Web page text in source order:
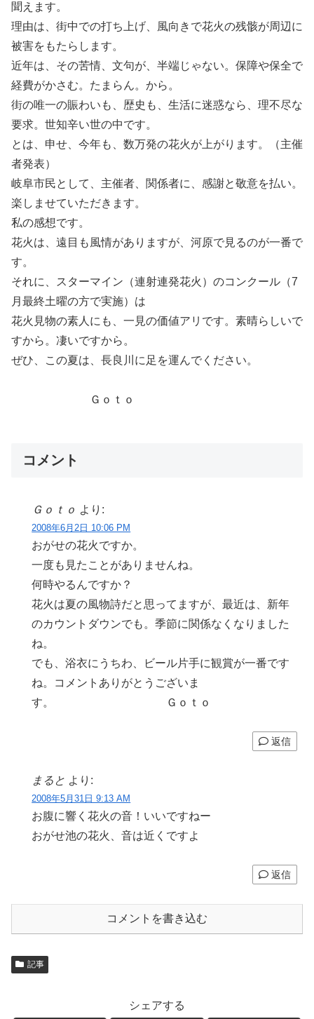
聞えます。
理由は、街中での打ち上げ、風向きで花火の残骸が周辺に
被害をもたらします。
近年は、その苦情、文句が、半端じゃない。保障や保全で
経費がかさむ。たまらん。から。
街の唯一の賑わいも、歴史も、生活に迷惑なら、理不尽な
要求。世知辛い世の中です。
とは、申せ、今年も、数万発の花火が上がります。（主催
者発表）
岐阜市民として、主催者、関係者に、感謝と敬意を払い。
楽しませていただきます。
私の感想です。
花火は、遠目も風情がありますが、河原で見るのが一番で
す。
それに、スターマイン（連射連発花火）のコンクール（7
月最終土曜の方で実施）は
花火見物の素人にも、一見の価値アリです。素晴らしいで
すから。凄いですから。
ぜひ、この夏は、長良川に足を運んでください。
Ｇｏｔｏ
コメント
Ｇｏｔｏ より:
2008年6月2日 10:06 PM
おがせの花火ですか。
一度も見たことがありませんね。
何時やるんですか？
花火は夏の風物詩だと思ってますが、最近は、新年
のカウントダウンでも。季節に関係なくなりました
ね。
でも、浴衣にうちわ、ビール片手に観賞が一番です
ね。コメントありがとうございま
す。 Ｇｏｔｏ
返信
まると より:
2008年5月31日 9:13 AM
お腹に響く花火の音！いいですねー
おがせ池の花火、音は近くですよ
返信
コメントを書き込む
記事
シェアする